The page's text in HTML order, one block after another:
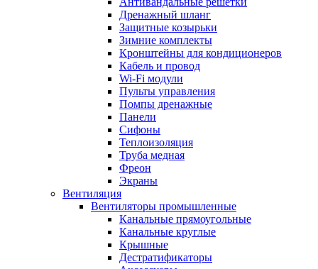
Дренажный шланг
Защитные козырьки
Зимние комплекты
Кронштейны для кондиционеров
Кабель и провод
Wi-Fi модули
Пульты управления
Помпы дренажные
Панели
Сифоны
Теплоизоляция
Труба медная
Фреон
Экраны
Вентиляция
Вентиляторы промышленные
Канальные прямоугольные
Канальные круглые
Крышные
Дестратификаторы